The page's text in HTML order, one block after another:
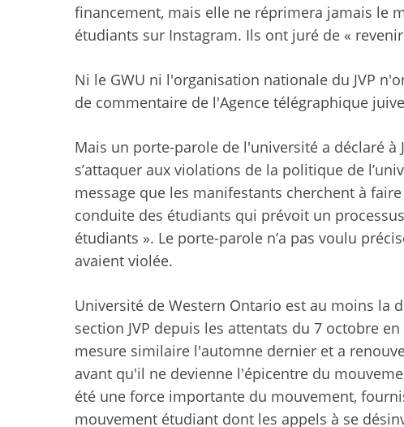
financement, mais elle ne réprimera jamais le
étudiants sur Instagram. Ils ont juré de «
Ni le GWU ni l'organisation nationale du JVP
de commentaire de l'Agence télégraphique
Mais un porte-parole de l'université a déclaré à
s’attaquer aux violations de la politique de
message que les manifestants cherchent à
conduite des étudiants qui prévoit un
étudiants ». Le porte-parole n’a pas voulu
avaient violée.
Université de Western Ontario est au moins la
section JVP depuis les attentats du 7 octobre
mesure similaire l'automne dernier et a
avant qu'il ne devienne l'épicentre du
été une force importante du mouvement,
mouvement étudiant dont les appels à se